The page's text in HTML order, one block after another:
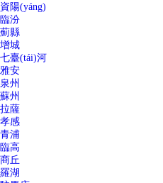
資陽(yáng)
臨汾
薊縣
增城
七臺(tái)河
雅安
泉州
蘇州
拉薩
孝感
青浦
臨高
商丘
羅湖